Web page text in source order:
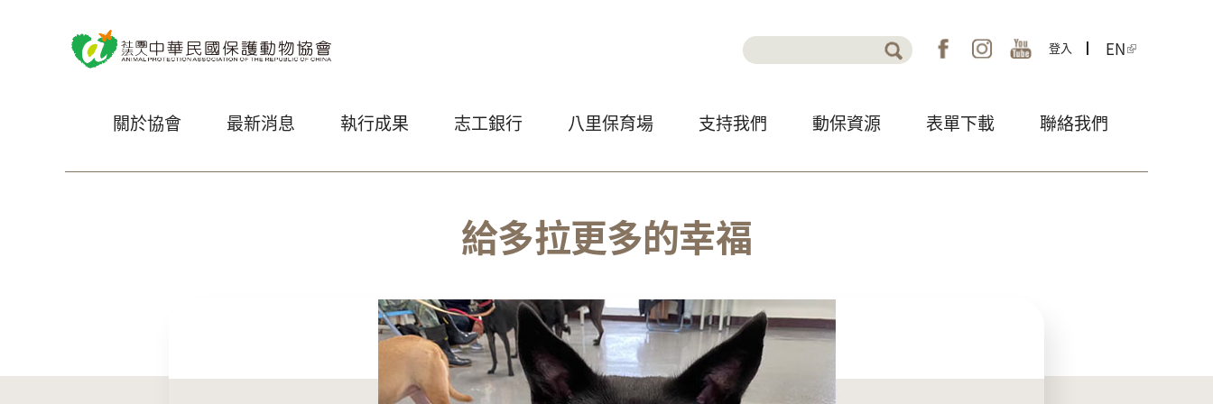
搜尋表單 登入 EN
關於協會 最新消息 執行成果 志工銀行 八里保育場 支持我們 動保資源 表單下載 聯絡我們
給多拉更多的幸福